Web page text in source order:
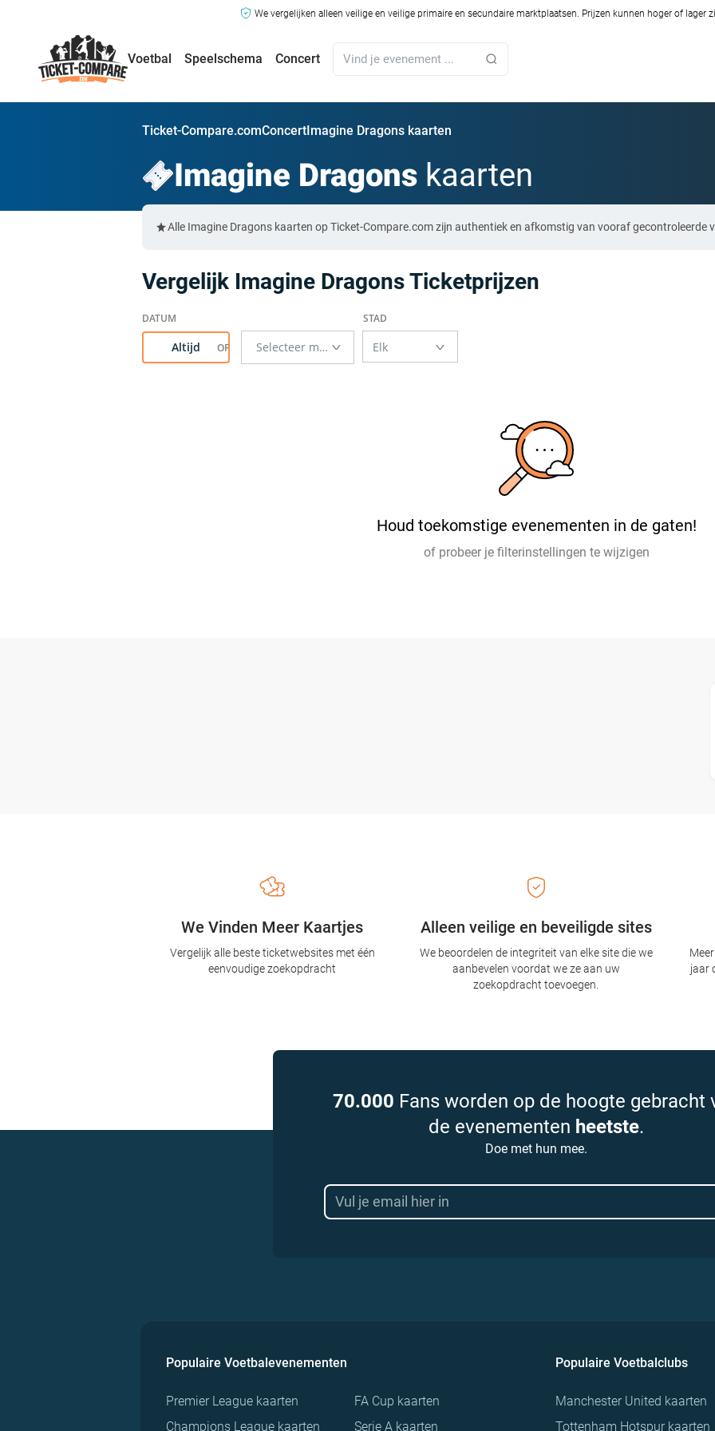
We vergelijken alleen veilige en veilige primaire en secundaire marktplaatsen. Prijzen kunnen hoger of lager
Voetbal Speelschema Concert
Ticket-Compare.comConcertImagine Dragons kaarten
Imagine Dragons kaarten
Alle Imagine Dragons kaarten op Ticket-Compare.com zijn authentiek en afkomstig van vooraf gecontroleerde
Vergelijk Imagine Dragons Ticketprijzen
Altijd
Houd toekomstige evenementen in de gaten!
of probeer je filterinstellingen te wijzigen
Alleen veilige en beveiligde sites
We beoordelen de integriteit van elke site die we
aanbevelen voordat we ze aan uw
zoekopdracht toevoegen.
We Vinden Meer Kaartjes
Vergelijk alle beste ticketwebsites met één
eenvoudige zoekopdracht
jaar
70.000 Fans worden op de hoogte gebracht
de evenementen heetste.
Doe met hun mee.
Populaire Voetbalevenementen
Premier League kaarten
Champions League kaarten
FA Cup kaarten
Serie A kaarten
Populaire Voetbalclubs
Manchester United kaarten
Tottenham Hotspur kaarten